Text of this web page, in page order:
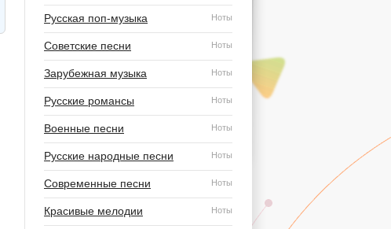
Русская поп-музыка Ноты
Советские песни Ноты
Зарубежная музыка Ноты
Русские романсы Ноты
Военные песни Ноты
Русские народные песни Ноты
Современные песни Ноты
Красивые мелодии Ноты